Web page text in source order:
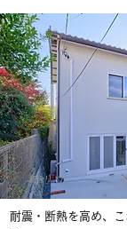
部分リノベ
耐震・断熱を高め、